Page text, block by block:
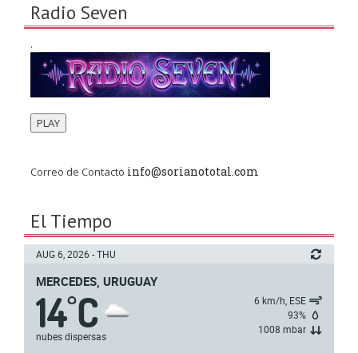
Radio Seven
.
PLAY
Correo de Contacto info@sorianototal.com
El Tiempo
AUG 6, 2026 - THU
MERCEDES, URUGUAY
14°C
nubes dispersas
6 km/h, ESE
93%
1008 mbar